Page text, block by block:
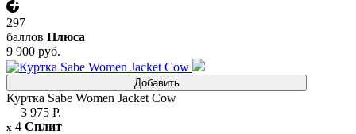
297
баллов Плюса
9 900 руб.
Добавить
Куртка Sabe Women Jacket Cow
3 975 Р.
x 4 Сплит